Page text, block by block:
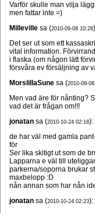
Varför skulle man vilja
men fattar inte =)
Milleville sa (2010-09-08 10:28
Det ser ut som ett
vital information.
i flaska (om någon lätt
försvåra ev försäljning av
MorslillaSune sa (2010-09-
Men vad äre för nånting?
vad det är frågan om!!!
jonatan sa (2010-10-24 02:18):
de har väl med gamla
för
Ser lika skitigt ut som de
Lapparna e väl till
parkerna/soporna brukar
maxbelopp :D
nån annan som har nån
jonatan sa (2010-10-24 02:23):